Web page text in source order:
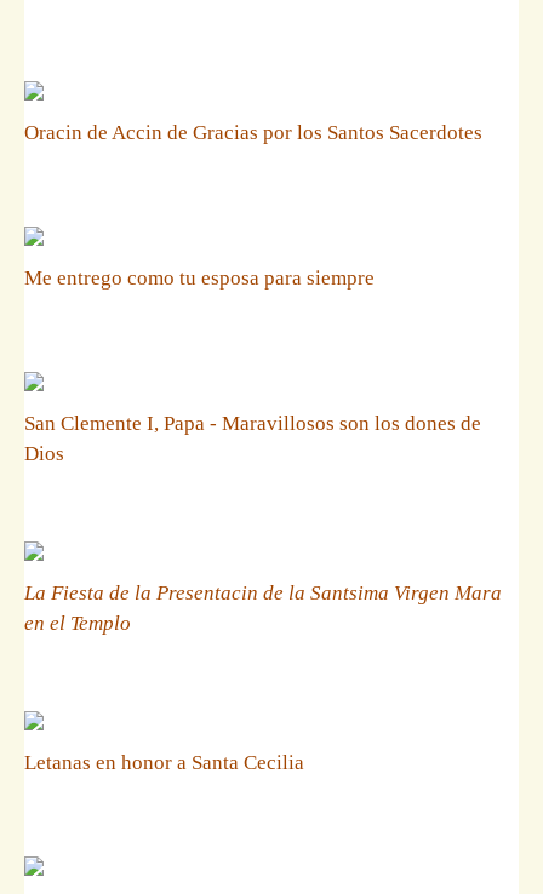
Oracin de Accin de Gracias por los Santos Sacerdotes
Me entrego como tu esposa para siempre
San Clemente I, Papa - Maravillosos son los dones de
Dios
La Fiesta de la Presentacin de la Santsima Virgen Mara
en el Templo
Letanas en honor a Santa Cecilia